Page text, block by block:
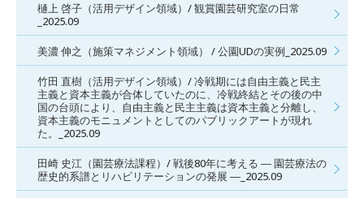
樋上 啓子（活用デザイン領域）/ 観賞園芸研究室の日常
_2025.09
美濃 伸之（施策マネジメント領域） / 公園UDの実例_2025.09
竹田 直樹（活用デザイン領域）/ 冷戦期には自由主義と民主
主義と資本主義が合体していたのに、冷戦終結とその後の中
国の台頭により、自由主義と民主主義は資本主義と分離し、
資本主義のモニュメントとしてのパブリックアートが現れ
た。_2025.09
田崎 史江（園芸療法課程）/ 戦後80年に考える ― 園芸療法の
歴史的系譜とリハビリテーションの発展 ―_2025.09